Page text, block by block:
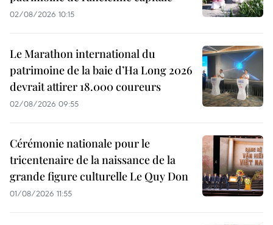
02/08/2026 10:15
Le Marathon international du
patrimoine de la baie d’Ha Long 2026
devrait attirer 18.000 coureurs
02/08/2026 09:55
Cérémonie nationale pour le
tricentenaire de la naissance de la
grande figure culturelle Le Quy Don
01/08/2026 11:55